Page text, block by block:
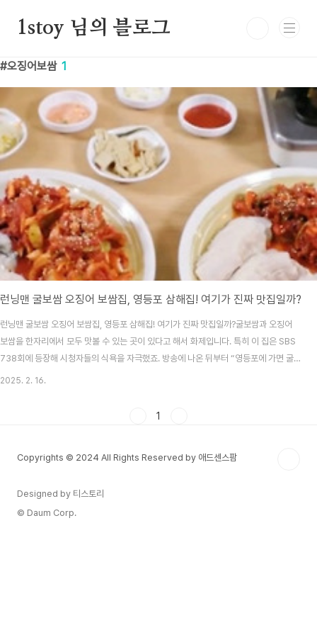
1stoy 님의 블로그
오징어보쌈 1
런닝맨 굴보쌈 오징어 보쌈집, 영등포 삼해집! 여기가 진짜 맛집일까?
런닝맨 굴보쌈 오징어 보쌈집, 영등포 삼해집! 여기가 진짜 맛집일까?굴보쌈과 오징어
보쌈을 한자리에서 모두 맛볼 수 있는 곳이 있다고 해서 화제입니다. 특히 이 집은 SBS
738회에 등장해 시청자들의 식욕을 자극했죠. 방송에 나온 뒤부터 “영등포에 가면 굴
보쌈은 무조건 여기!”라는 말이 나올 정도로 화제를 모으고 있다고 하는데요. 호기심이
들은 왜 이렇게 신선..
2025. 2. 16.
1
Copyrights © 2024 All Rights Reserved by 애드센스팜
Designed by 티스토리
© Daum Corp.